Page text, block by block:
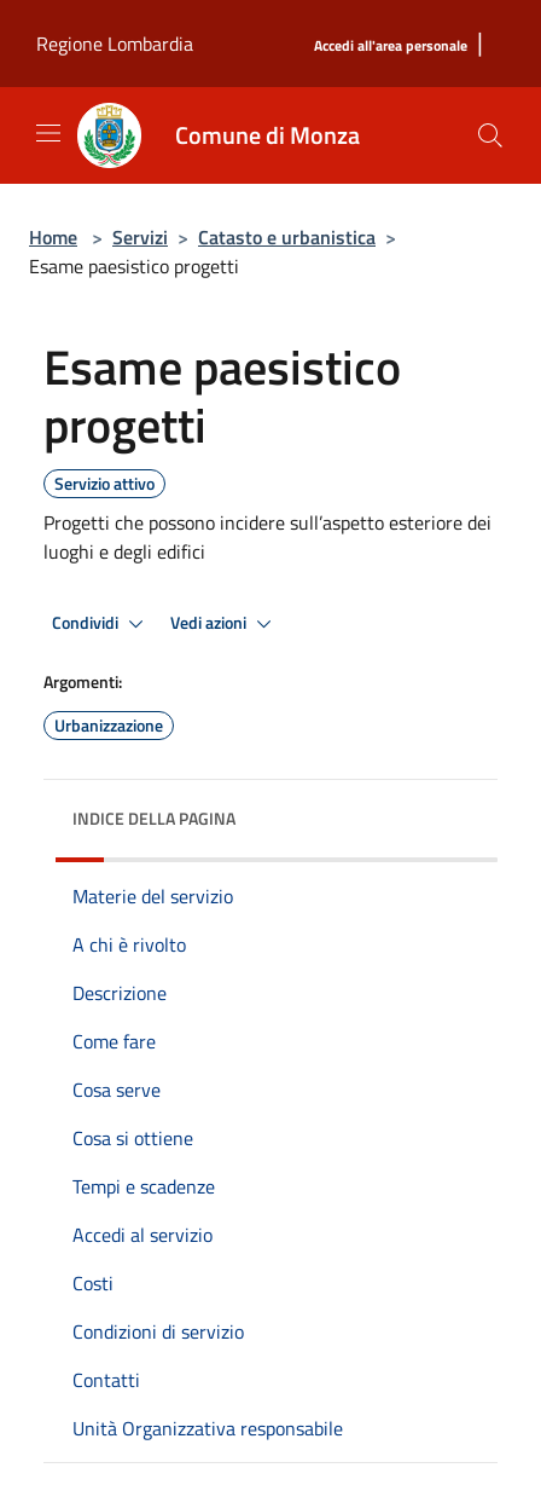
Regione Lombardia
Accedi all'area personale |
Comune di Monza
Home > Servizi > Catasto e urbanistica >
Esame paesistico progetti
Esame paesistico
progetti
Servizio attivo
Progetti che possono incidere sull’aspetto esteriore dei
luoghi e degli edifici
Condividi Vedi azioni
Argomenti:
Urbanizzazione
INDICE DELLA PAGINA
Materie del servizio
A chi è rivolto
Descrizione
Come fare
Cosa serve
Cosa si ottiene
Tempi e scadenze
Accedi al servizio
Costi
Condizioni di servizio
Contatti
Unità Organizzativa responsabile